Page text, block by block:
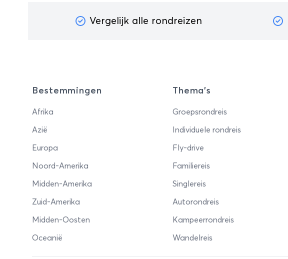
Vergelijk alle rondreizen
Bestemmingen
Afrika
Azië
Europa
Noord-Amerika
Midden-Amerika
Zuid-Amerika
Midden-Oosten
Oceanië
Thema's
Groepsrondreis
Individuele rondreis
Fly-drive
Familiereis
Singlereis
Autorondreis
Kampeerrondreis
Wandelreis